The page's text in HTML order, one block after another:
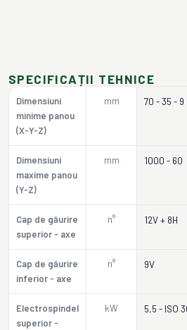
SPECIFICAȚII TEHNICE
Dimensiuni
minime panou
(X-Y-Z)
mm 70 - 35 - 9
Dimensiuni
maxime panou
(Y-Z)
mm 1000 - 60
Cap de găurire
superior - axe
n° 12V + 8H
Cap de găurire
inferior - axe
n° 9V
Electrospindel
superior -
kW 5,5 - ISO